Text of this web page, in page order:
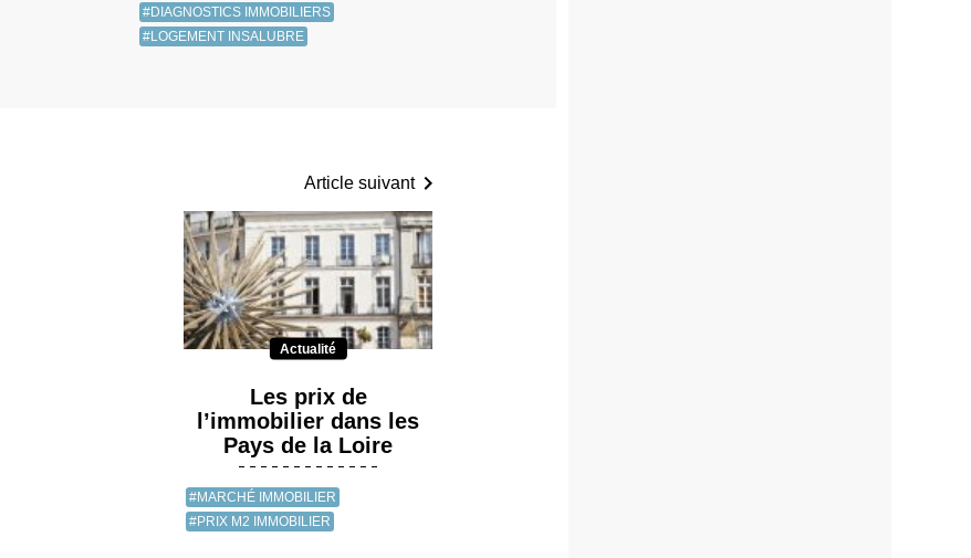
#DIAGNOSTICS IMMOBILIERS
#LOGEMENT INSALUBRE
Article suivant
Actualité
Les prix de
l’immobilier dans les
Pays de la Loire
#MARCHÉ IMMOBILIER
#PRIX M2 IMMOBILIER